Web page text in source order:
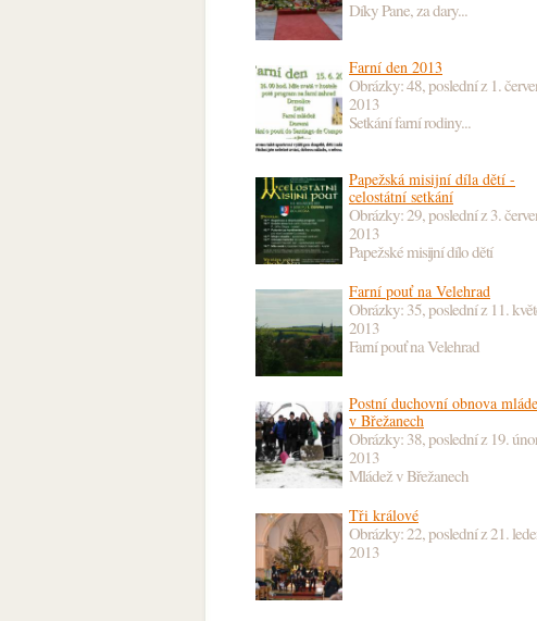
Díky Pane, za dary...
Farní den 2013
Obrázky: 48, poslední z 1.
2013
Setkání farní rodiny...
Papežská misijní díla dětí -
celostátní setkání
Obrázky: 29, poslední z 3.
2013
Papežské misijní dílo dětí
Farní pouť na Velehrad
Obrázky: 35, poslední z 11.
2013
Farní pouť na Velehrad
Postní duchovní obnova
v Břežanech
Obrázky: 38, poslední z 19.
2013
Mládež v Břežanech
Tři králové
Obrázky: 22, poslední z21.
2013